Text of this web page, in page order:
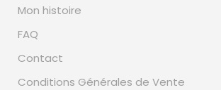
Mon histoire
FAQ
Contact
Conditions Générales de Vente